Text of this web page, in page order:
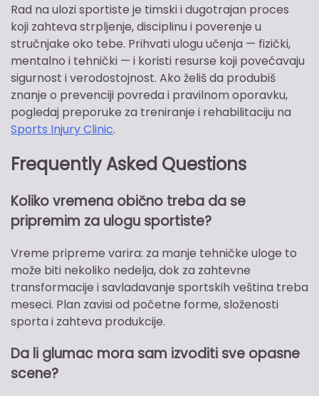
Rad na ulozi sportiste je timski i dugotrajan proces
koji zahteva strpljenje, disciplinu i poverenje u
stručnjake oko tebe. Prihvati ulogu učenja — fizički,
mentalno i tehnički — i koristi resurse koji povećavaju
sigurnost i verodostojnost. Ako želiš da produbiš
znanje o prevenciji povreda i pravilnom oporavku,
pogledaj preporuke za treniranje i rehabilitaciju na
Sports Injury Clinic.
Frequently Asked Questions
Koliko vremena obično treba da se
pripremim za ulogu sportiste?
Vreme pripreme varira: za manje tehničke uloge to
može biti nekoliko nedelja, dok za zahtevne
transformacije i savladavanje sportskih veština treba
meseci. Plan zavisi od početne forme, složenosti
sporta i zahteva produkcije.
Da li glumac mora sam izvoditi sve opasne
scene?